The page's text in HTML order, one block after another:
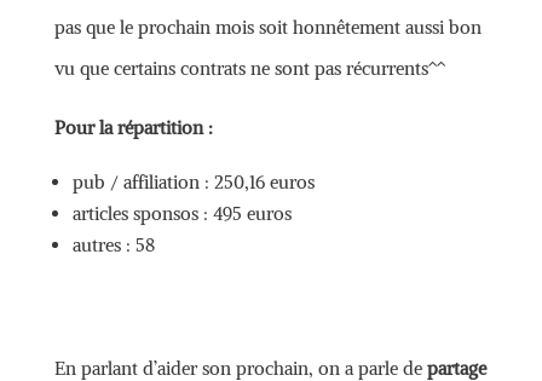
pas que le prochain mois soit honnêtement aussi bon
vu que certains contrats ne sont pas récurrents^^
Pour la répartition :
pub / affiliation : 250,16 euros
articles sponsos : 495 euros
autres : 58
En parlant d’aider son prochain, on a parle de partage